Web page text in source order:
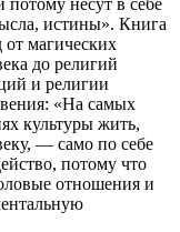
несут в себе
истины». Книга
от магических
до религий
и религии
«На самых
культуры жить,
— само по себе
потому что
отношения и